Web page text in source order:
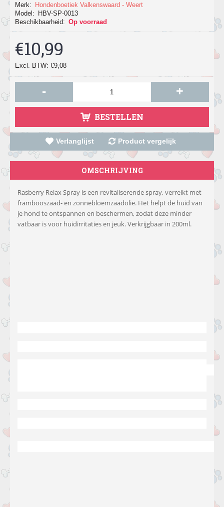
Merk:
Hondenboetiek Valkenswaard - Weert
Model:
HBV-SP-0013
Beschikbaarheid: Op voorraad
€10,99
Excl. BTW: €9,08
- +
BESTELLEN
Verlanglijst Product vergelijk
OMSCHRIJVING
Rasberry Relax Spray is een revitaliserende spray, verreikt met
frambooszaad- en zonnebloemzaadolie. Het helpt de huid van
je hond te ontspannen en beschermen, zodat deze minder
vatbaar is voor huidirritaties en jeuk. Verkrijgbaar in 200ml.